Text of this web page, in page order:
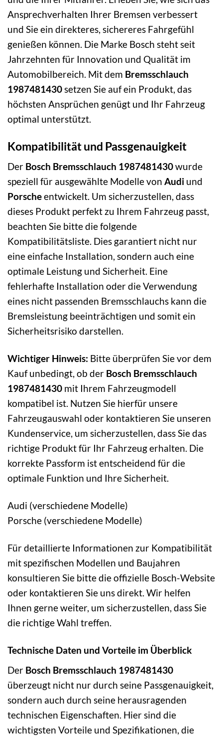
Ansprechverhalten Ihrer Bremsen verbessert
und Sie ein direkteres, sichereres Fahrgefühl
genießen können. Die Marke Bosch steht seit
Jahrzehnten für Innovation und Qualität im
Automobilbereich. Mit dem Bremsschlauch
1987481430setzen Sie auf ein Produkt, das
höchsten Ansprüchen genügt und Ihr Fahrzeug
optimal unterstützt.
Kompatibilität und Passgenauigkeit
Der Bosch Bremsschlauch 1987481430wurde
speziell für ausgewählte Modelle von Audi und
Porscheentwickelt. Um sicherzustellen, dass
dieses Produkt perfekt zu Ihrem Fahrzeug passt,
beachten Sie bitte die folgende
Kompatibilitätsliste. Dies garantiert nicht nur
eine einfache Installation, sondern auch eine
optimale Leistung und Sicherheit. Eine
fehlerhafte Installation oder die Verwendung
eines nicht passenden Bremsschlauchs kann die
Bremsleistung beeinträchtigen und somit ein
Sicherheitsrisiko darstellen.
Wichtiger Hinweis: Bitte überprüfen Sie vor dem
Kauf unbedingt, ob der Bosch Bremsschlauch
1987481430 mit Ihrem Fahrzeugmodell
kompatibel ist. Nutzen Sie hierfür unsere
Fahrzeugauswahl oder kontaktieren Sie unseren
Kundenservice, um sicherzustellen, dass Sie das
richtige Produkt für Ihr Fahrzeug erhalten. Die
korrekte Passform ist entscheidend für die
optimale Funktion und Ihre Sicherheit.
Audi (verschiedene Modelle)
Porsche (verschiedene Modelle)
Für detaillierte Informationen zur Kompatibilität
mit spezifischen Modellen und Baujahren
konsultieren Sie bitte die offizielle Bosch-Website
oder kontaktieren Sie uns direkt. Wir helfen
Ihnen gerne weiter, um sicherzustellen, dass Sie
die richtige Wahl treffen.
Technische Daten und Vorteile im Überblick
Der Bosch Bremsschlauch 1987481430
überzeugt nicht nur durch seine Passgenauigkeit,
sondern auch durch seine herausragenden
technischen Eigenschaften. Hier sind die
wichtigsten Vorteile und Spezifikationen, die